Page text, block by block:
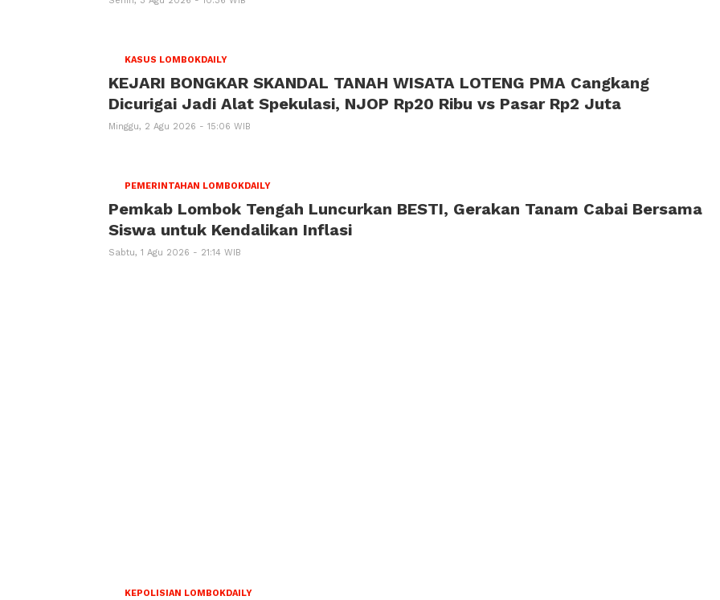
KASUS LOMBOKDAILY
KEJARI BONGKAR SKANDAL TANAH WISATA LOTENG PMA Cangkang
Dicurigai Jadi Alat Spekulasi, NJOP Rp20 Ribu vs Pasar Rp2 Juta
Minggu, 2 Agu 2026 - 15:06 WIB
PEMERINTAHAN LOMBOKDAILY
Pemkab Lombok Tengah Luncurkan BESTI, Gerakan Tanam Cabai Bersama
Siswa untuk Kendalikan Inflasi
Sabtu, 1 Agu 2026 - 21:14 WIB
KEPOLISIAN LOMBOKDAILY